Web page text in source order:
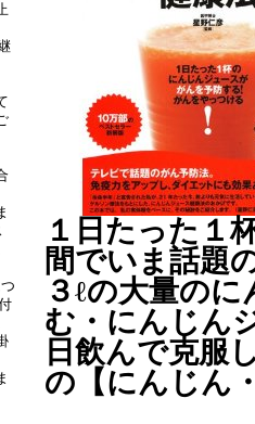
１日たった１
間でいま話題
３ℓの大量の
む・にんじん
日飲んで克服
の【にんじん